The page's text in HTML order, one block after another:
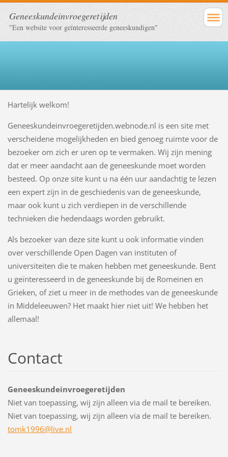
Geneeskundeinvroegeretijden
"Een website voor geïnteresseerde geneeskundigen"
Hartelijk welkom!
Geneeskundeinvroegeretijden.webnode.nl is een site met
verscheidene mogelijkheden en bied genoeg ruimte voor de
bezoeker om zich er uren op te vermaken. Wij zijn mening
dat er meer aandacht aan de geneeskunde moet worden
besteed. Op onze site kunt u na één uur aandachtig te lezen
een expert zijn in de geschiedenis van de geneeskunde,
maar ook kunt u zich verdiepen in de verschillende
technieken die hedendaags worden gebruikt.
Als bezoeker van deze site kunt u ook informatie vinden
over verschillende Open Dagen van instituten of
universiteiten die te maken hebben met geneeskunde. Bent
u geïnteresseerd in de geneeskunde bij de Romeinen en
Grieken, of ziet u meer in de methodes van de geneeskunde
in Middeleeuwen? Het maakt hier niet uit! We hebben het
allemaal!
Contact
Geneeskundeinvroegeretijden
Niet van toepassing, wij zijn alleen via de mail te bereiken.
Niet van toepassing, wij zijn alleen via de mail te bereiken.
tomk1996@live.nl